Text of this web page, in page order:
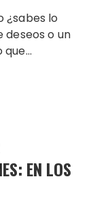
deseos o un
que…
EN LOS